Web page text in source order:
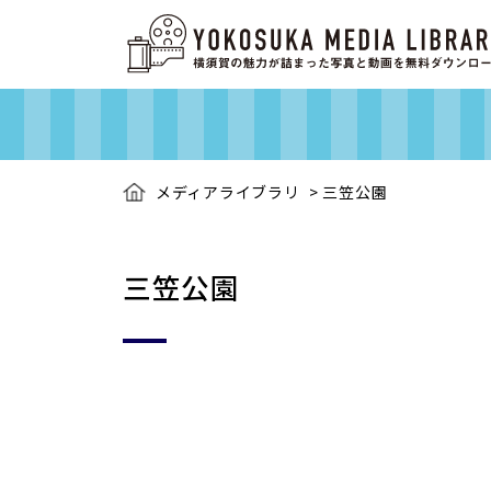
メディアライブラリ >三笠公園
三笠公園